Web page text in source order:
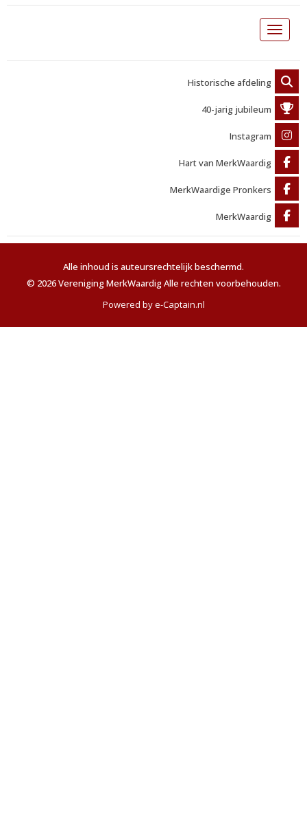
Toggle
Historische afdeling
40-jarig jubileum
Instagram
Hart van MerkWaardig
MerkWaardige Pronkers
MerkWaardig
Alle inhoud is auteursrechtelijk beschermd.
© 2026 Vereniging MerkWaardig Alle rechten voorbehouden.
Powered by e-Captain.nl